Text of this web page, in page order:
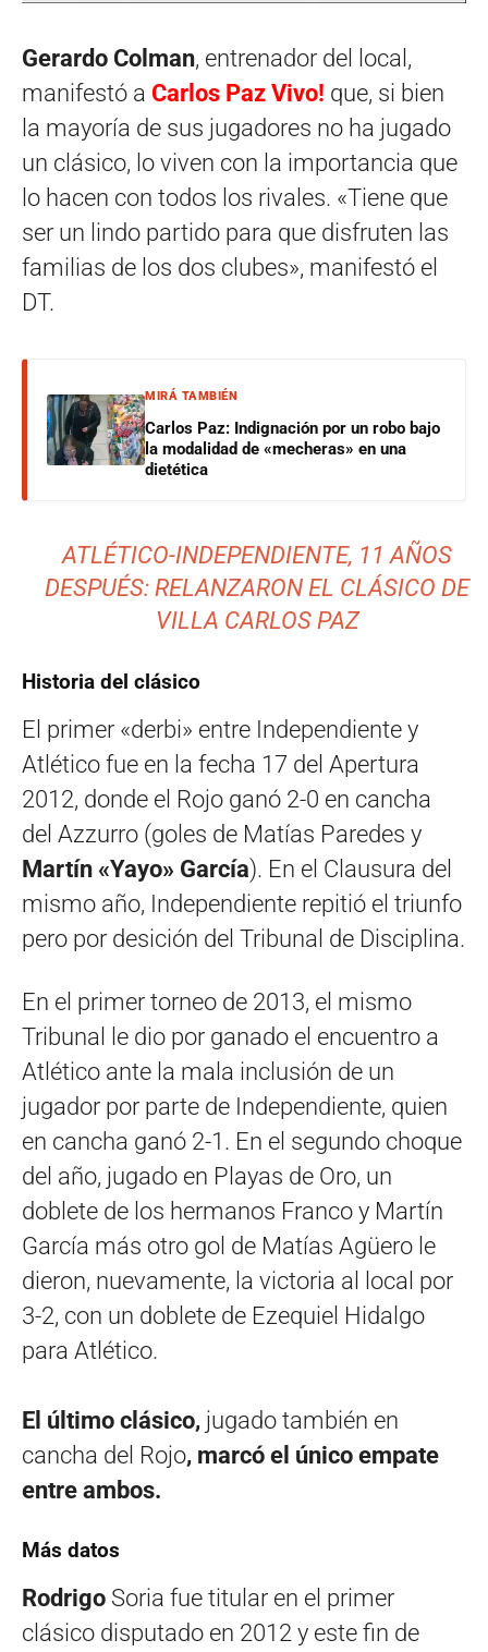
Gerardo Colman, entrenador del local,
manifestó a Carlos Paz Vivo! que, si bien
la mayoría de sus jugadores no ha jugado
un clásico, lo viven con la importancia que
lo hacen con todos los rivales. «Tiene que
ser un lindo partido para que disfruten las
familias de los dos clubes», manifestó el
DT.
MIRÁ TAMBIÉN
Carlos Paz: Indignación por un robo bajo
la modalidad de «mecheras» en una
dietética
ATLÉTICO-INDEPENDIENTE, 11 AÑOS
DESPUÉS: RELANZARON EL CLÁSICO DE
VILLA CARLOS PAZ
Historia del clásico
El primer «derbi» entre Independiente y
Atlético fue en la fecha 17 del Apertura
2012, donde el Rojo ganó 2-0 en cancha
del Azzurro (goles de Matías Paredes y
Martín «Yayo» García). En el Clausura del
mismo año, Independiente repitió el triunfo
pero por desición del Tribunal de Disciplina.
En el primer torneo de 2013, el mismo
Tribunal le dio por ganado el encuentro a
Atlético ante la mala inclusión de un
jugador por parte de Independiente, quien
en cancha ganó 2-1. En el segundo choque
del año, jugado en Playas de Oro, un
doblete de los hermanos Franco y Martín
García más otro gol de Matías Agüero le
dieron, nuevamente, la victoria al local por
3-2, con un doblete de Ezequiel Hidalgo
para Atlético.
El último clásico, jugado también en
cancha del Rojo, marcó el único empate
entre ambos.
Más datos
Rodrigo Soria fue titular en el primer
clásico disputado en 2012 y este fin de